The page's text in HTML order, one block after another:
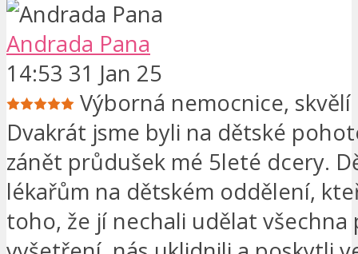
Andrada Pana
14:53 31 Jan 25
Výborná nemocnice, skvělí
Dvakrát jsme byli na dětské
zánět průdušek mé 5leté dcery.
lékařům na dětském oddělení,
toho, že jí nechali udělat